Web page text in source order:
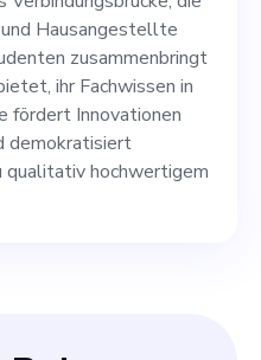
und
wir
Hausangestellte
zusammenbringt
ihr Fachwissen in
fördert Innovationen
demokratisiert
qualitativ hochwertigem